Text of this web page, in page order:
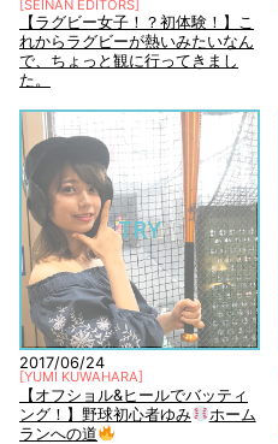
[SEINAN EDITORS]
【ラグビー女子！？初体験！】こ
れからラグビーが熱いみたいなん
で、ちょっと観に行ってきまし
た。
TRY
2017/06/24
[YUMI KUWAHARA]
【オフショル&ヒールでバッティ
ング！】野球初心者ゆみ
ホーム
ランへの道